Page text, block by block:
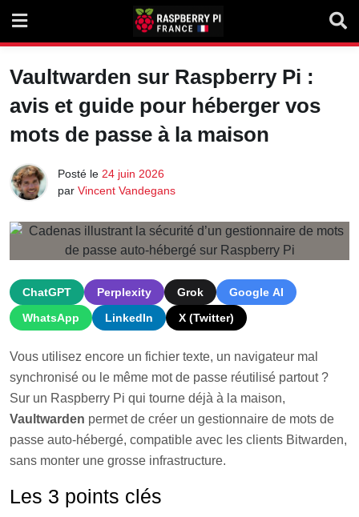
content
Vaultwarden sur Raspberry Pi :
avis et guide pour héberger vos
mots de passe à la maison
Posté le 24 juin 2026
par Vincent Vandegans
ChatGPT Perplexity Grok
Google AI
WhatsApp
LinkedIn X (Twitter)
Vous utilisez encore un fichier texte, un navigateur mal
synchronisé ou le même mot de passe réutilisé partout ?
Sur un Raspberry Pi qui tourne déjà à la maison,
Vaultwarden permet de créer un gestionnaire de mots de
passe auto-hébergé, compatible avec les clients Bitwarden,
sans monter une grosse infrastructure.
Les 3 points clés